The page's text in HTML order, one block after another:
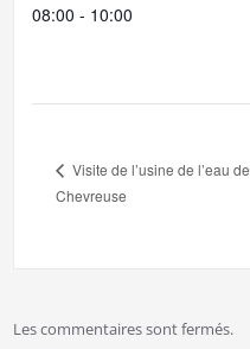
08:00 - 10:00
Visite de l’usine de l’eau de
Chevreuse
Les commentaires sont fermés.